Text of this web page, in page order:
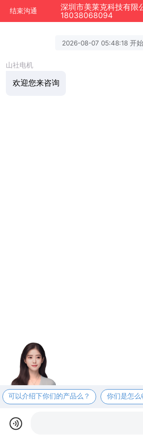
结束沟通
18038068094
2026-08-07 05:48:18 开
山社电机
欢迎您来咨询
可以介绍下你们的产品么？ 你们是怎么